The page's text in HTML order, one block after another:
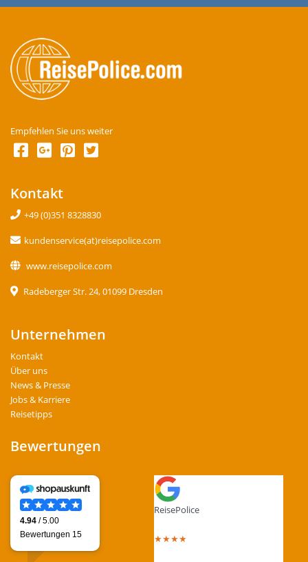
Empfehlen Sie uns weiter
Kontakt
+49 (0)351 8328830
kundenservice(at)reisepolice.com
www.reisepolice.com
Radeberger Str. 24, 01099 Dresden
Unternehmen
Kontakt
Über uns
News & Presse
Jobs & Karriere
Reisetipps
Bewertungen
ReisePolice
★★★★